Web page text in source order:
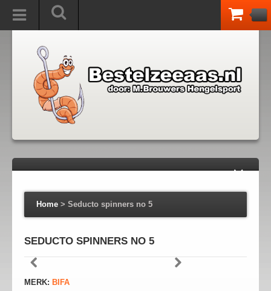
Home > Seducto spinners no 5
SEDUCTO SPINNERS NO 5
MERK: BIFA